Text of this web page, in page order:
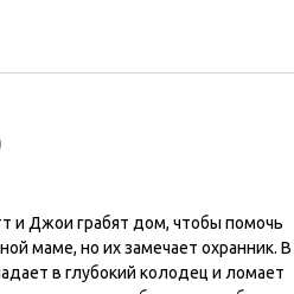
и Джои грабят дом, чтобы помочь
маме, но их замечает охранник. В
в глубокий колодец и ломает